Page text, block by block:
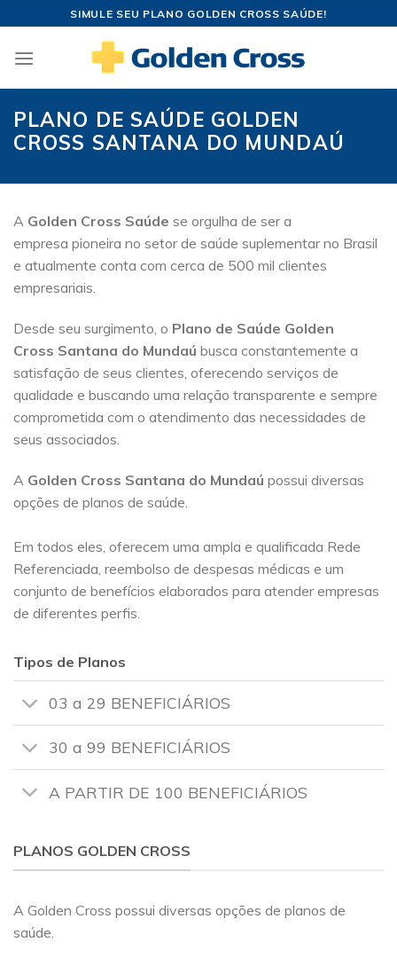
content
SIMULE SEU PLANO GOLDEN CROSS SAÚDE!
PLANO DE SAÚDE GOLDEN
CROSS SANTANA DO MUNDAÚ
A Golden Cross Saúde se orgulha de ser a
empresa pioneira no setor de saúde suplementar no Brasil
e atualmente conta com cerca de 500 mil clientes
empresariais.
Desde seu surgimento, o Plano de Saúde Golden
Cross Santana do Mundaú busca constantemente a
satisfação de seus clientes, oferecendo serviços de
qualidade e buscando uma relação transparente e sempre
comprometida com o atendimento das necessidades de
seus associados.
A Golden Cross Santana do Mundaú possui diversas
opções de planos de saúde.
Em todos eles, oferecem uma ampla e qualificada Rede
Referenciada, reembolso de despesas médicas e um
conjunto de benefícios elaborados para atender empresas
de diferentes perfis.
Tipos de Planos
03 a 29 BENEFICIÁRIOS
30 a 99 BENEFICIÁRIOS
A PARTIR DE 100 BENEFICIÁRIOS
PLANOS GOLDEN CROSS
A Golden Cross possui diversas opções de planos de
saúde.